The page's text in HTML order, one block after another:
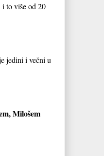
to više od 20
jedini i večni u
Milošem